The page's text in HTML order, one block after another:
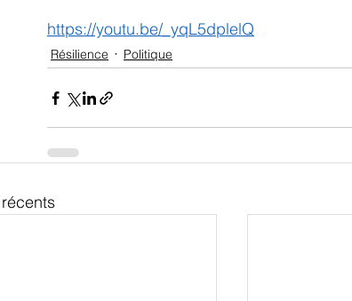
https://youtu.be/_yqL5dplelQ
Résilience Politique